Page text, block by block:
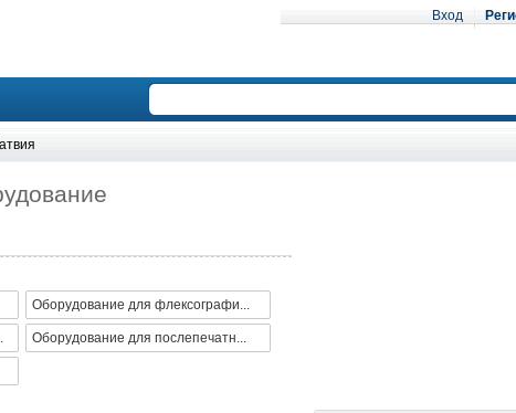
Вход
Оборудование для флексографи...
Оборудование для послепечатн...